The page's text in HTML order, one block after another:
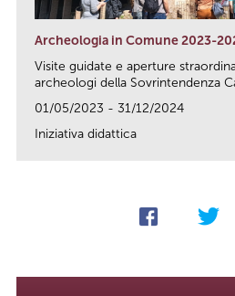
Archeologia in Comune 2023-
Visite guidate e aperture
archeologi della Sovrintendenza
01/05/2023 - 31/12/2024
Iniziativa didattica